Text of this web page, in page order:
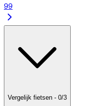
99
Vergelijk fietsen - 0/3